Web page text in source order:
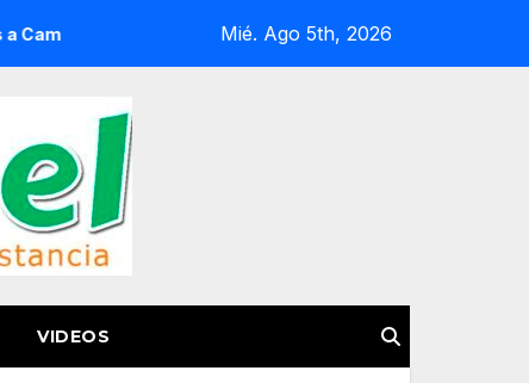
Miseria Guardia Civil fortalece su capacidad
Mié. Ago 5th, 2026
VIDEOS